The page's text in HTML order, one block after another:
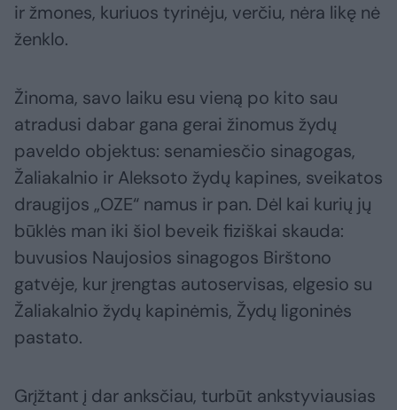
ir žmones, kuriuos tyrinėju, verčiu, nėra likę nė
ženklo.
Žinoma, savo laiku esu vieną po kito sau
atradusi dabar gana gerai žinomus žydų
paveldo objektus: senamiesčio sinagogas,
Žaliakalnio ir Aleksoto žydų kapines, sveikatos
draugijos „OZE“ namus ir pan. Dėl kai kurių jų
būklės man iki šiol beveik fiziškai skauda:
buvusios Naujosios sinagogos Birštono
gatvėje, kur įrengtas autoservisas, elgesio su
Žaliakalnio žydų kapinėmis, Žydų ligoninės
pastato.
Grįžtant į dar anksčiau, turbūt ankstyviausias